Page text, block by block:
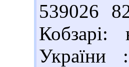
539026
Кобзарі: